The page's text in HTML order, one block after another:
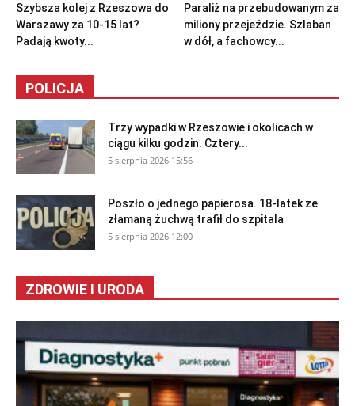
Szybsza kolej z Rzeszowa do
Warszawy za 10-15 lat?
Padają kwoty...
Paraliż na przebudowanym za
miliony przejeździe. Szlaban
w dół, a fachowcy...
POLICJA
Trzy wypadki w Rzeszowie i okolicach w
ciągu kilku godzin. Cztery...
5 sierpnia 2026 15:56
Poszło o jednego papierosa. 18-latek ze
złamaną żuchwą trafił do szpitala
5 sierpnia 2026 12:00
ZDROWIE I URODA